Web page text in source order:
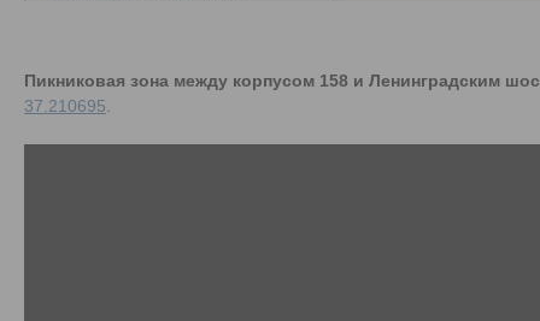
Пикниковая зона между корпусом 158 и Ленинградским
37.210695